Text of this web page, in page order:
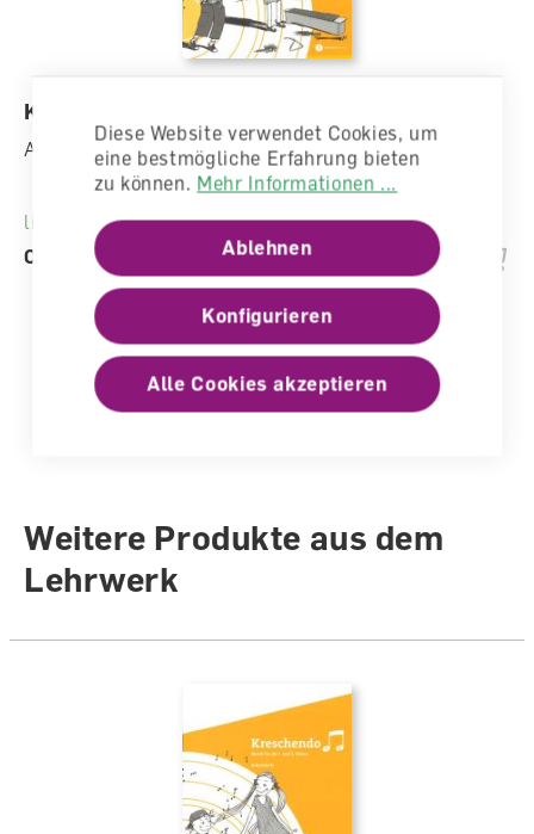
Kreschendo 1/2 Arbeitsheft
Arbeitsheft
lieferbar
CHF 13.40
Weitere Produkte aus dem
Lehrwerk
Diese Website verwendet Cookies, um
eine bestmögliche Erfahrung bieten
zu können. Mehr Informationen ...
Ablehnen
Konfigurieren
Alle Cookies akzeptieren